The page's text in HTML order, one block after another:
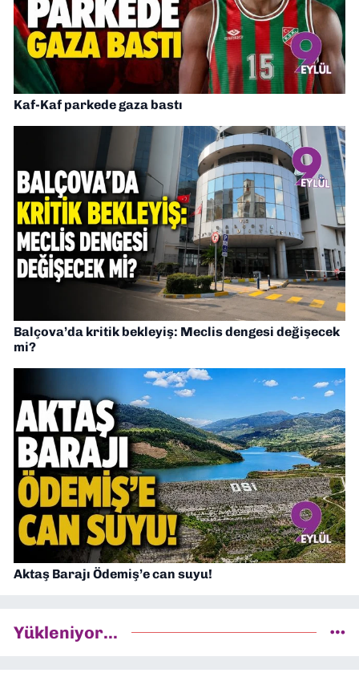
Kaf-Kaf parkede gaza bastı
Balçova’da kritik bekleyiş: Meclis dengesi değişecek
mi?
Aktaş Barajı Ödemiş’e can suyu!
Yükleniyor...